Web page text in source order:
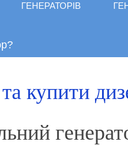
ГЕНЕРАТОРІВ
купити